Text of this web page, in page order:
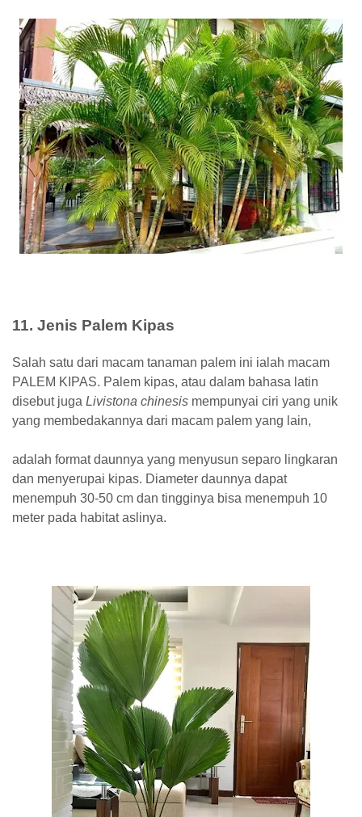
11. Jenis Palem Kipas
Salah satu dari macam tanaman palem ini ialah macam
PALEM KIPAS. Palem kipas, atau dalam bahasa latin
disebut juga Livistona chinesis mempunyai ciri yang unik
yang membedakannya dari macam palem yang lain,
adalah format daunnya yang menyusun separo lingkaran
dan menyerupai kipas. Diameter daunnya dapat
menempuh 30-50 cm dan tingginya bisa menempuh 10
meter pada habitat aslinya.